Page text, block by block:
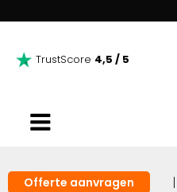
TrustScore 4,5 / 5
Offerte aanvragen